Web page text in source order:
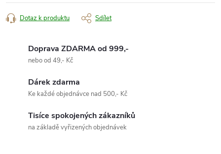
Dotaz k produktu Sdílet
Doprava ZDARMA od 999,-
nebo od 49,- Kč
Dárek zdarma
Ke každé objednávce nad 500,- Kč
Tisíce spokojených zákazníků
na základě vyřizených objednávek